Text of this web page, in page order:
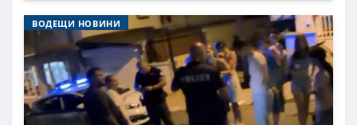
ВОДЕЩИ НОВИНИ